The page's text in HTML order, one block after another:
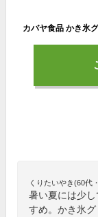
カバヤ食品 かき氷
くりたいやき(60代
暑い夏には少
すめ。かき氷